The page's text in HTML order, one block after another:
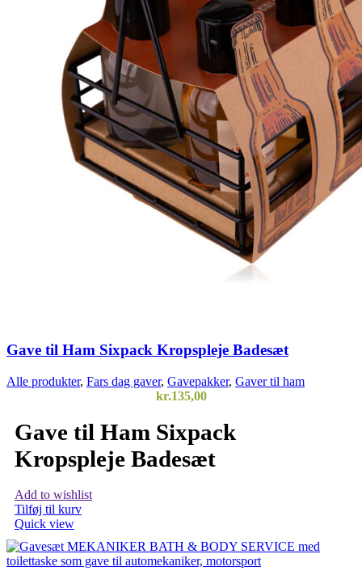
Gave til Ham Sixpack Kropspleje Badesæt
Alle produkter, Fars dag gaver, Gavepakker, Gaver til ham
kr.135,00
Gave til Ham Sixpack
Kropspleje Badesæt
Add to wishlist
Tilføj til kurv
Quick view